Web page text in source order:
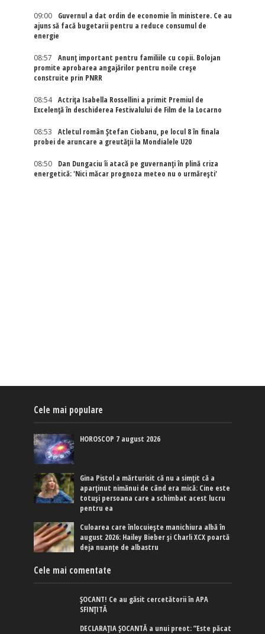
09:00
Guvernul a dat ordin de economie în ministere. Ce au
ajuns să facă bugetarii pentru a reduce consumul de
energie
08:57
Anunț important pentru familiile cu copii. Bolojan
promite aprobarea angajărilor pentru noile creșe
construite prin PNRR
08:54
Actriţa Isabella Rossellini a primit Premiul de
Excelenţă în deschiderea Festivalului de Film de la Locarno
08:53
Atletul român Ștefan Ciobanu, pe locul 8 în finala
probei de aruncare a greutății la Mondialele U20
08:50
Dan Dungaciu îi atacă pe guvernanți în plină criza
energetică: 'Nici măcar prognoza meteo nu o urmărești'
Cele mai populare
HOROSCOP 7 august 2026
Gina Pistol a mărturisit că nu a simțit că a
aparținut nimănui de când era mică: Cine este
totuși persoana care a schimbat acest lucru
pentru ea
Culoarea care înlocuiește manichiura albă în
august 2026: Hailey Bieber și Charli XCX poartă
deja nuanțe de albastru
Cele mai comentate
ȘOCANT! Ce au găsit cercetătorii în APA
SFINȚITĂ
DECLARAȚIA ȘOCANTĂ a unui preot: ”Este păcat